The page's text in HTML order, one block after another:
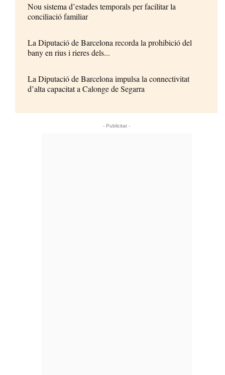
Nou sistema d’estades temporals per facilitar la
conciliació familiar
La Diputació de Barcelona recorda la prohibició del
bany en rius i rieres dels...
La Diputació de Barcelona impulsa la connectivitat
d’alta capacitat a Calonge de Segarra
- Publicitat -